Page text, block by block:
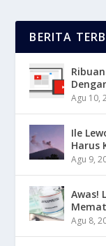
BERITA
Agu 10,
Ile
Harus
Agu 9,
Awas!
Agu 8,